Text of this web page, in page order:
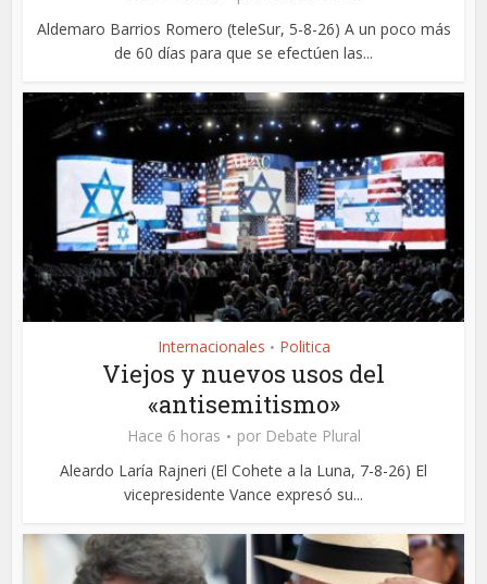
Aldemaro Barrios Romero (teleSur, 5-8-26) A un poco más
de 60 días para que se efectúen las...
Internacionales • Politica
Viejos y nuevos usos del
«antisemitismo»
Hace 6 horas por Debate Plural
Aleardo Laría Rajneri (El Cohete a la Luna, 7-8-26) El
vicepresidente Vance expresó su...